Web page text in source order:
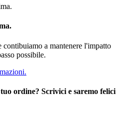
a mantenere l'impatto
possibile.
ordine? Scrivici e saremo felici